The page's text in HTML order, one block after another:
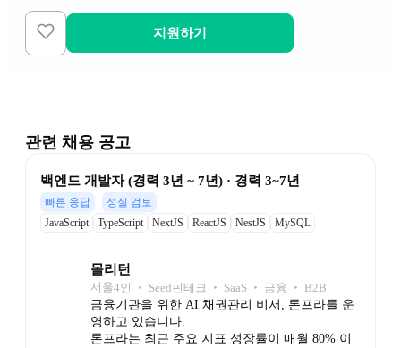
지원하기
관련 채용 공고
백엔드 개발자 (경력 3년 ~ 7년) · 경력 3~7년
빠른 응답
성실 검토
JavaScript
TypeScript NextJS ReactJS NestJS MySQL
몰리턴
서울4인 ‧ Seed핀테크 ‧ SaaS ‧ 금융 ‧ B2B
금융기관을 위한 AI 채권관리 비서, 론프라를 운
영하고 있습니다.
론프라는 최근 주요 지표 성장률이 매월 80% 이